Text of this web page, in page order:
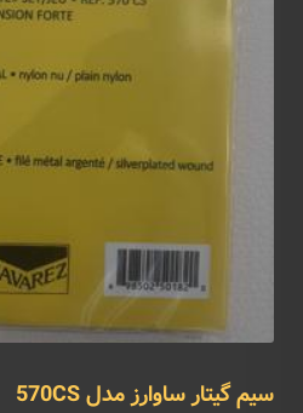
سیم گیتار ساوارز مدل 570CS